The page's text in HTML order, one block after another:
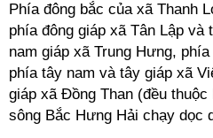
Phía đông bắc của xã Thanh
phía đông giáp xã Tân Lập và
nam giáp xã Trung Hưng,
phía tây nam và tây giáp xã
giáp xã Đồng Than (đều
sông Bắc Hưng Hải chạy dọc